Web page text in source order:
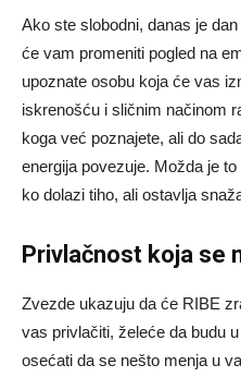
Ako ste slobodni, danas je
će vam promeniti pogled na
upoznate osobu koja će vas
iskrenošću i sličnim načinom
koga već poznajete, ali do
energija povezuje. Možda je
ko dolazi tiho, ali ostavlja
Privlačnost koja se
Zvezde ukazuju da će RIBE
vas privlačiti, želeće da budu
osećati da se nešto menja u